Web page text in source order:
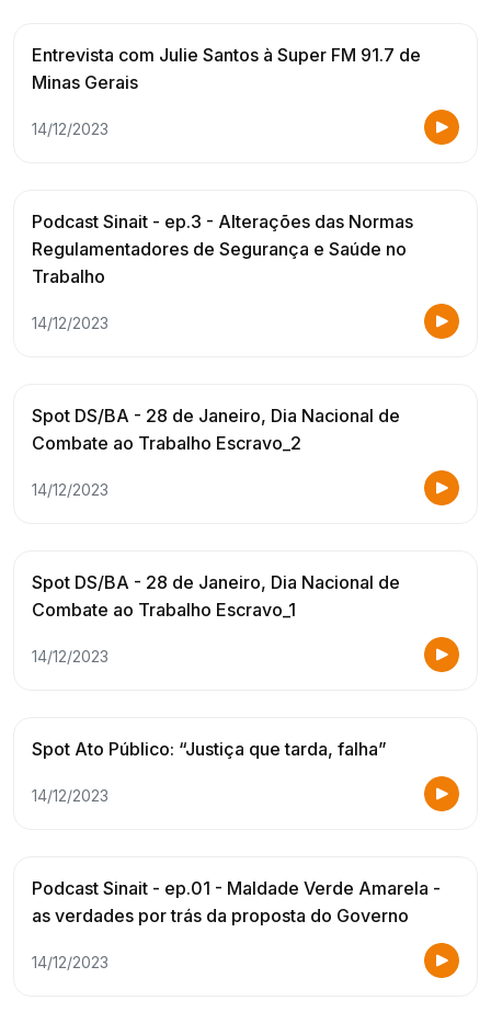
Entrevista com Julie Santos à Super FM 91.7 de
Minas Gerais
14/12/2023
Podcast Sinait - ep.3 - Alterações das Normas
Regulamentadores de Segurança e Saúde no
Trabalho
14/12/2023
Spot DS/BA - 28 de Janeiro, Dia Nacional de
Combate ao Trabalho Escravo_2
14/12/2023
Spot DS/BA - 28 de Janeiro, Dia Nacional de
Combate ao Trabalho Escravo_1
14/12/2023
Spot Ato Público: “Justiça que tarda, falha”
14/12/2023
Podcast Sinait - ep.01 - Maldade Verde Amarela -
as verdades por trás da proposta do Governo
14/12/2023